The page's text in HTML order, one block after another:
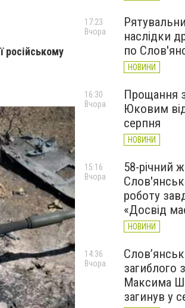
російському
наслідки
по
НОВИНИ
17:23
Вчора
Прощання
Юковим
серпня
НОВИНИ
16:30
Вчора
58-річний
роботу
«Досвід
НОВИНИ
15:16
Вчора
загиблого
Максима
загинув у
14:36
Вчора